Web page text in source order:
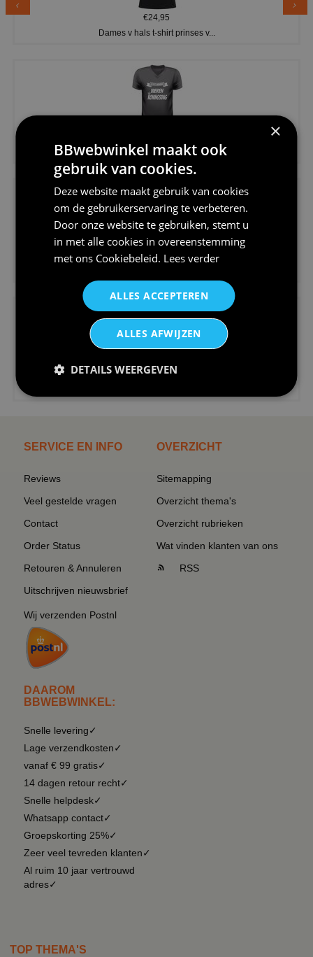
€24,95
Dames v hals t-shirt prinses v...
Koningsdag shirt heren v-hals ...
€24,95
€24,95
SERVICE EN INFO
Reviews
Veel gestelde vragen
Contact
Order Status
Retouren & Annuleren
Uitschrijven nieuwsbrief
Wij verzenden Postnl
DAAROM
BBWEBWINKEL:
Snelle levering✓
Lage verzendkosten✓
vanaf € 99 gratis✓
14 dagen retour recht✓
Snelle helpdesk✓
Whatsapp contact✓
Groepskorting 25%✓
Zeer veel tevreden klanten✓
Al ruim 10 jaar vertrouwd
adres✓
OVERZICHT
Sitemapping
Overzicht thema's
Overzicht rubrieken
Wat vinden klanten van ons
RSS
TOP THEMA'S
×
BBwebwinkel maakt ook
gebruik van cookies.
Deze website maakt gebruik van cookies
om de gebruikerservaring te verbeteren.
Door onze website te gebruiken, stemt u
in met alle cookies in overeenstemming
met ons Cookiebeleid. Lees verder
ALLES ACCEPTEREN
ALLES AFWIJZEN
DETAILS WEERGEVEN